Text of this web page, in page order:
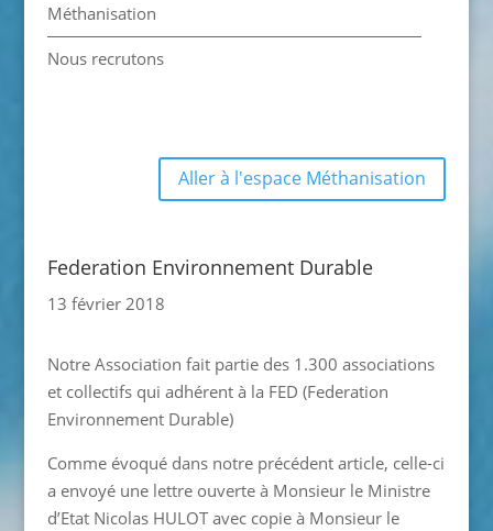
Méthanisation
Nous recrutons
Aller à l'espace Méthanisation
Federation Environnement Durable
13 février 2018
Notre Association fait partie des 1.300 associations
et collectifs qui adhérent à la FED (Federation
Environnement Durable)
Comme évoqué dans notre précédent article, celle-ci
a envoyé une lettre ouverte à Monsieur le Ministre
d’Etat Nicolas HULOT avec copie à Monsieur le